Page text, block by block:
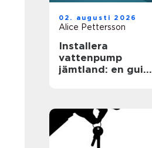
02. augusti 2026
Alice Pettersson
Installera
vattenpump
jämtland: en guide